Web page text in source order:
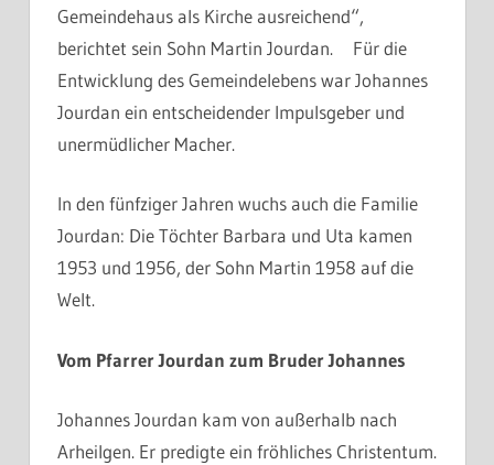
Gemeindehaus als Kirche ausreichend“,
berichtet sein Sohn Martin Jourdan. Für die
Entwicklung des Gemeindelebens war Johannes
Jourdan ein entscheidender Impulsgeber und
unermüdlicher Macher.
In den fünfziger Jahren wuchs auch die Familie
Jourdan: Die Töchter Barbara und Uta kamen
1953 und 1956, der Sohn Martin 1958 auf die
Welt.
Vom Pfarrer Jourdan zum Bruder Johannes
Johannes Jourdan kam von außerhalb nach
Arheilgen. Er predigte ein fröhliches Christentum.